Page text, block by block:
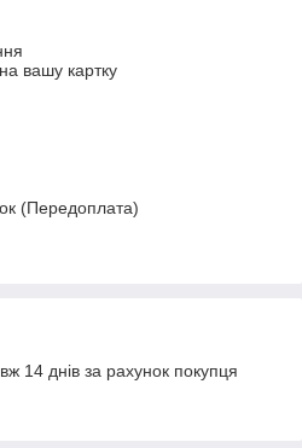
вашу картку
(Передоплата)
14 днів за рахунок покупця